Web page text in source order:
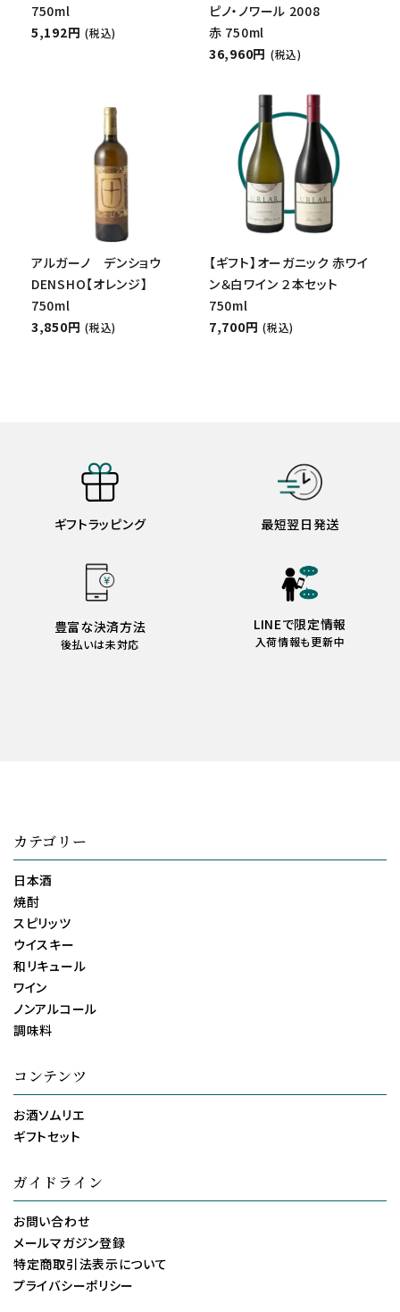
750ml
5,192円 (税込)
ピノ・ノワール 2008
赤 750ml
36,960円 (税込)
アルガーノ デンショウ
DENSHO【オレンジ】
750ml
3,850円 (税込)
【ギフト】オーガニック 赤ワイ
ン＆白ワイン ２本セット
750ml
7,700円 (税込)
ギフトラッピング 最短翌日発送
豊富な決済方法
後払いは未対応
LINEで限定情報
入荷情報も更新中
カテゴリー
日本酒
焼酎
スピリッツ
ウイスキー
和リキュール
ワイン
ノンアルコール
調味料
コンテンツ
お酒ソムリエ
ギフトセット
ガイドライン
お問い合わせ
メールマガジン登録
特定商取引法表示について
プライバシーポリシー